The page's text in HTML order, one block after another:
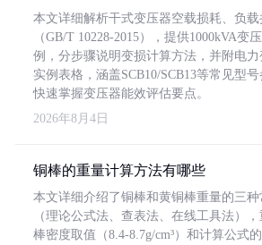
本文详细解析干式变压器空载损耗、负
（GB/T 10228-2015），提供1000kVA变
例，分步骤说明变损计算方法，并附电
实例表格，涵盖SCB10/SCB13等常见型
快速掌握变压器能效评估要点。
2026年8月4日
铜棒的重量计算方法有哪些
本文详细介绍了铜棒和黄铜棒重量的三
（理论公式法、查表法、在线工具法）
棒密度取值（8.4-8.7g/cm³）和计算公式